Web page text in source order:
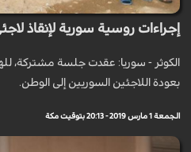
إجراءات روسية سورية لإنقاذ
الكوثر - سوريا: عقدت جلسة مشتركة،
بعودة اللاجئين السوريين إلى الوطن.
الجمعة 1 مارس 2019 - 20:13 بتوقيت مكة